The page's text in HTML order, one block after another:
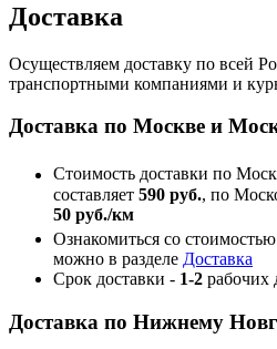
Доставка
Осуществляем доставку по всей
транспортными компаниями и
Доставка по Москве и
Стоимость доставки по
составляет 590 руб., по
50 руб./км
Ознакомиться со
можно в разделе Доставка
Срок доставки - 1-2 рабочих
Доставка по Нижнему